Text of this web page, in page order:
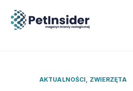
AKTUALNOŚCI, ZWIERZĘTA